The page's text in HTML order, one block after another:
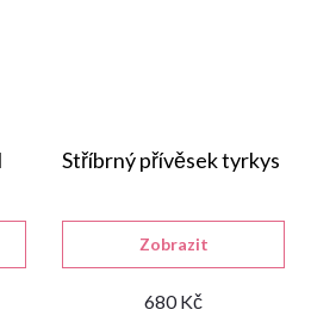
Stříbrný přívěsek tyrkys
680 Kč
Zobrazit